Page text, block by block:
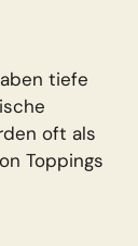
tiefe
oft als
Toppings